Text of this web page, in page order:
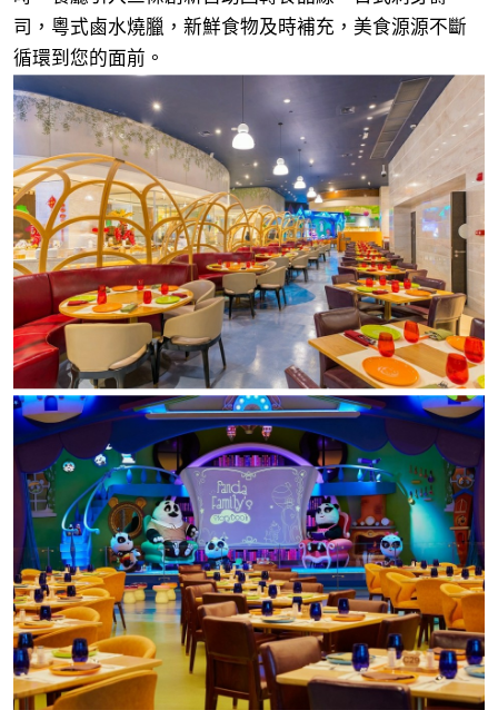
司，粵式鹵水燒臘，新鮮食物及時補充，美食源源不斷
循環到您的面前。